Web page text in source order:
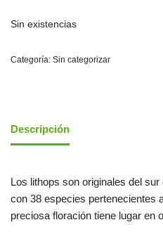
Sin existencias
Categoría: Sin categorizar
Descripción
Los lithops son originales del
con 38 especies pertenecientes
preciosa floración tiene lugar en